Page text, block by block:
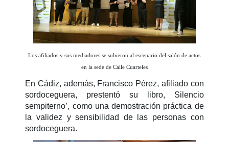
Los afiliados y sus mediadores se subieron al escenario del salón de actos
en la sede de Calle Cuarteles
En Cádiz, además, Francisco Pérez, afiliado con
sordoceguera, prestentó su libro, Silencio
sempiterno’, como una demostración práctica de
la validez y sensibilidad de las personas con
sordoceguera.